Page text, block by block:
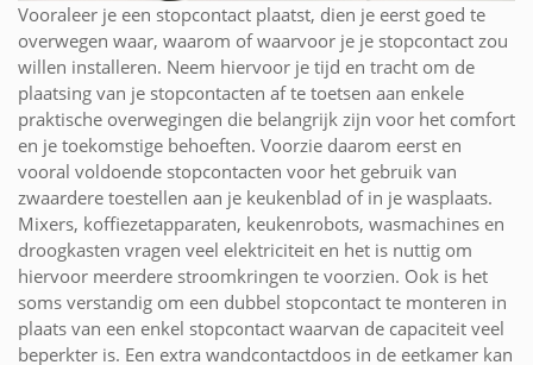
Vooraleer je een stopcontact plaatst, dien je eerst goed te
overwegen waar, waarom of waarvoor je je stopcontact zou
willen installeren. Neem hiervoor je tijd en tracht om de
plaatsing van je stopcontacten af te toetsen aan enkele
praktische overwegingen die belangrijk zijn voor het comfort
en je toekomstige behoeften. Voorzie daarom eerst en
vooral voldoende stopcontacten voor het gebruik van
zwaardere toestellen aan je keukenblad of in je wasplaats.
Mixers, koffiezetapparaten, keukenrobots, wasmachines en
droogkasten vragen veel elektriciteit en het is nuttig om
hiervoor meerdere stroomkringen te voorzien. Ook is het
soms verstandig om een dubbel stopcontact te monteren in
plaats van een enkel stopcontact waarvan de capaciteit veel
beperkter is. Een extra wandcontactdoos in de eetkamer kan